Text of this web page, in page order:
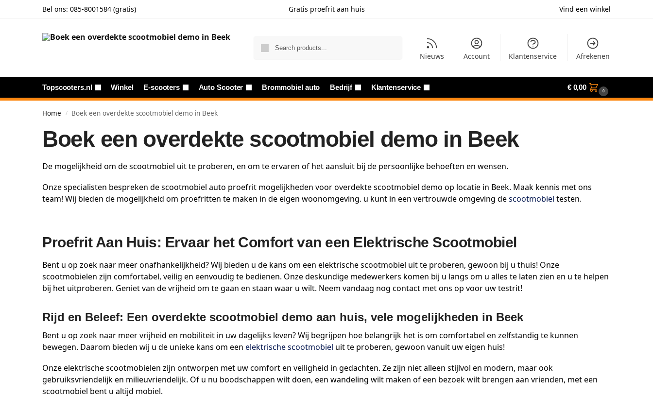
Bel ons: 085-8001584 (gratis) Gratis proefrit aan huis Vind een winkel
Nieuws Account Klantenservice Afrekenen
Topscooters.nl Winkel E-scooters Auto Scooter Brommobiel auto Bedrijf Klantenservice €0,00 0
Home / Boek een overdekte scootmobiel demo in Beek
Boek een overdekte scootmobiel demo in Beek
De mogelijkheid om de scootmobiel uit te proberen, en om te ervaren of het aansluit bij de persoonlijke behoeften en wensen.
Onze specialisten bespreken de scootmobiel auto proefrit mogelijkheden voor overdekte scootmobiel demo op locatie in Beek. Maak kennis met ons
team! Wij bieden de mogelijkheid om proefritten te maken in de eigen woonomgeving. u kunt in een vertrouwde omgeving descootmobiel testen.
Proefrit Aan Huis: Ervaar het Comfort van een Elektrische Scootmobiel
Bent u op zoek naar meer onafhankelijkheid? Wij bieden u de kans om een elektrische scootmobiel uit te proberen, gewoon bij u thuis! Onze
scootmobielen zijn comfortabel, veilig en eenvoudig te bedienen. Onze deskundige medewerkers komen bij u langs om u alles te laten zien en u te helpen
bij het uitproberen. Geniet van de vrijheid om te gaan en staan waar u wilt. Neem vandaag nog contact met ons op voor uw testrit!
Rijd en Beleef: Een overdekte scootmobiel demo aan huis, vele mogelijkheden in Beek
Bent u op zoek naar meer vrijheid en mobiliteit in uw dagelijks leven? Wij begrijpen hoe belangrijk het is om comfortabel en zelfstandig te kunnen
bewegen. Daarom bieden wij u de unieke kans om een elektrische scootmobiel uit te proberen, gewoon vanuit uw eigen huis!
Onze elektrische scootmobielen zijn ontworpen met uw comfort en veiligheid in gedachten. Ze zijn niet alleen stijlvol en modern, maar ook
gebruiksvriendelijk en milieuvriendelijk. Of u nu boodschappen wilt doen, een wandeling wilt maken of een bezoek wilt brengen aan vrienden, met een
scootmobiel bent u altijd mobiel.